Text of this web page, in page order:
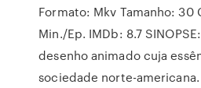
Formato: Mkv Tamanho: 30
Min./Ep. IMDb: 8.7
desenho animado cuja
sociedade norte-